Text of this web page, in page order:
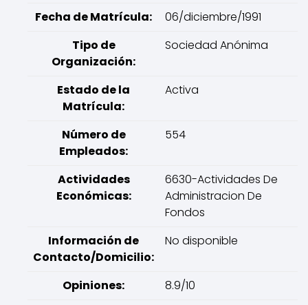
Fecha de Matrícula:
06/diciembre/1991
Tipo de
Organización:
Sociedad Anónima
Estado de la
Matrícula:
Activa
Número de
Empleados:
554
Actividades
Económicas:
6630-Actividades De
Administracion De
Fondos
Información de
Contacto/Domicilio:
No disponible
Opiniones:
8.9/10